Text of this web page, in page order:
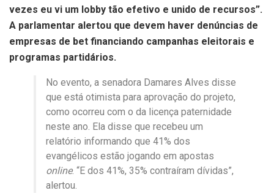
vezes eu vi um lobby tão efetivo e unido de recursos”.
A parlamentar alertou que devem haver denúncias de
empresas de bet financiando campanhas eleitorais e
programas partidários.
No evento, a senadora Damares Alves disse
que está otimista para aprovação do projeto,
como ocorreu com o da licença paternidade
neste ano. Ela disse que recebeu um
relatório informando que 41% dos
evangélicos estão jogando em apostas
online. “E dos 41%, 35% contraíram dívidas”,
alertou.